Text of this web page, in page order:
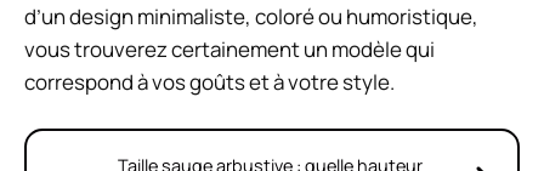
d’un design minimaliste, coloré ou humoristique,
vous trouverez certainement un modèle qui
correspond à vos goûts et à votre style.
Taille sauge arbustive : quelle hauteur